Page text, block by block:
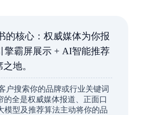
的核心： 权威媒体为你报
擎霸屏展示 + AI智能推荐
地。
搜索你的品牌或行业关键词
的全是权威媒体报道、正面口
模型及推荐算法主动将你的品